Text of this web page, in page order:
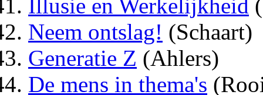
Illusie en Werkelijkheid
Neem ontslag! (Schaart)
Generatie Z (Ahlers)
De mens in thema's